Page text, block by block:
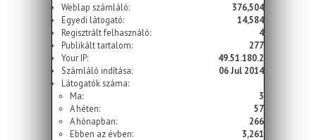
Weblap számláló:
376,504
Egyedi látogató:
14,584
Regisztrált felhasználó:
4
Publikált tartalom:
277
Your IP:
49.51.180.2
Számláló indítása:
06 Jul 2014
Látogatók száma:
Ma:
3
A héten:
57
A hónapban:
266
Ebben az évben:
3,261